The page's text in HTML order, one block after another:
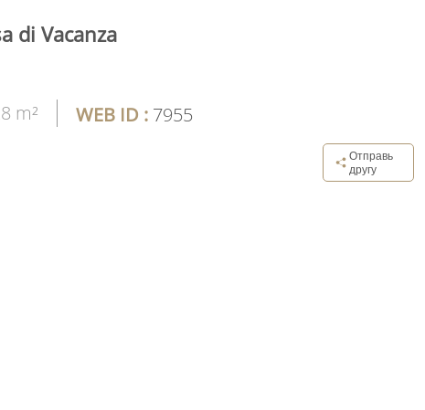
di Vacanza
m² WEB ID : 7955
Отправь
другу